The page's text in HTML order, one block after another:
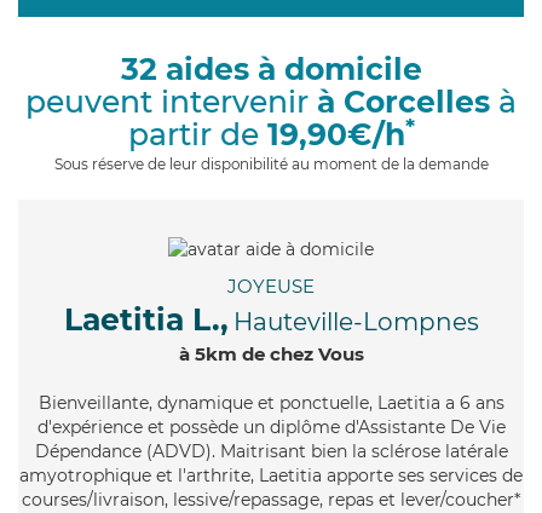
g
i
32 aides à domicile
peuvent intervenir à Corcelles à
partir de 19,90€/h*
Sous réserve de leur disponibilité au moment de la demande
JOYEUSE
Laetitia L., Hauteville-Lompnes
à 5km de chez Vous
Bienveillante, dynamique et ponctuelle, Laetitia a 6 ans
d'expérience et possède un diplôme d'Assistante De Vie
Dépendance (ADVD). Maitrisant bien la sclérose latérale
amyotrophique et l'arthrite, Laetitia apporte ses services de
courses/livraison, lessive/repassage, repas et lever/coucher*